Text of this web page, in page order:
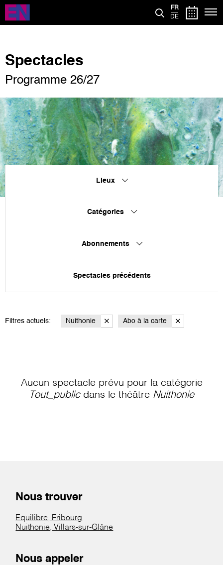
Aller
contenu
FR
DE
Spectacles
Programme 26/27
Lieux
Catégories
Abonnements
Spectacles précédents
Filtres actuels: Nuithonie Abo à la carte
Aucun spectacle prévu pour la catégorie
Tout_publicdans le théâtre Nuithonie
Nous trouver
Equilibre, Fribourg
Nuithonie, Villars-sur-Glâne
Nous appeler